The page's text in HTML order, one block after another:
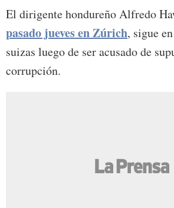
El dirigente hondureño Alfredo
pasado jueves en Zúrich, sigue
suizas luego de ser acusado de
corrupción.